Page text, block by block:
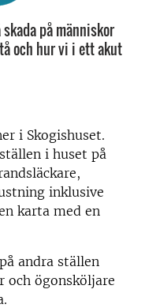
på människor
och hur vi i ett akut
i Skogishuset.
i huset på
inklusive
karta med en
andra ställen
och ögonsköljare